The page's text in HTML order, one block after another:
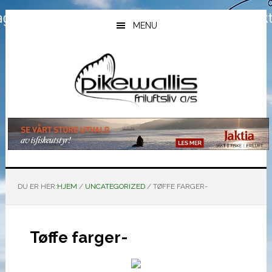
Hopp
til
Hopp
til
Hopp
til
MENU
DU ER HER:HJEM / UNCATEGORIZED /TØFFE FARGER-
Tøffe farger-